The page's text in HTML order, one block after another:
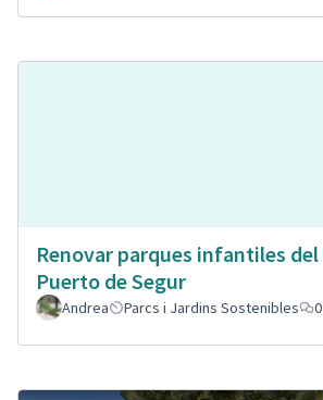
Renovar parques infantiles del
Puerto de Segur
Andrea Parcs i Jardins Sostenibles 0